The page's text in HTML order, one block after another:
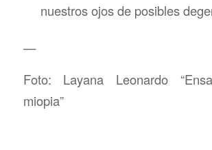
nuestros ojos de posibles
—
Foto: Layana Leonardo
miopia”